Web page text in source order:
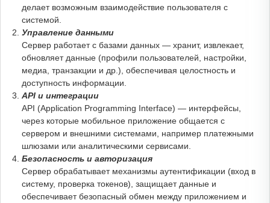
делает возможным взаимодействие пользователя с
системой.
Управление данными
Сервер работает с базами данных — хранит, извлекает,
обновляет данные (профили пользователей, настройки,
медиа, транзакции и др.), обеспечивая целостность и
доступность информации.
API и интеграции
API (Application Programming Interface) — интерфейсы,
через которые мобильное приложение общается с
сервером и внешними системами, например платежными
шлюзами или аналитическими сервисами.
Безопасность и авторизация
Сервер обрабатывает механизмы аутентификации (вход в
систему, проверка токенов), защищает данные и
обеспечивает безопасный обмен между приложением и